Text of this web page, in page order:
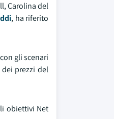
Carolina del
, ha riferito
gli scenari
prezzi del
obiettivi Net